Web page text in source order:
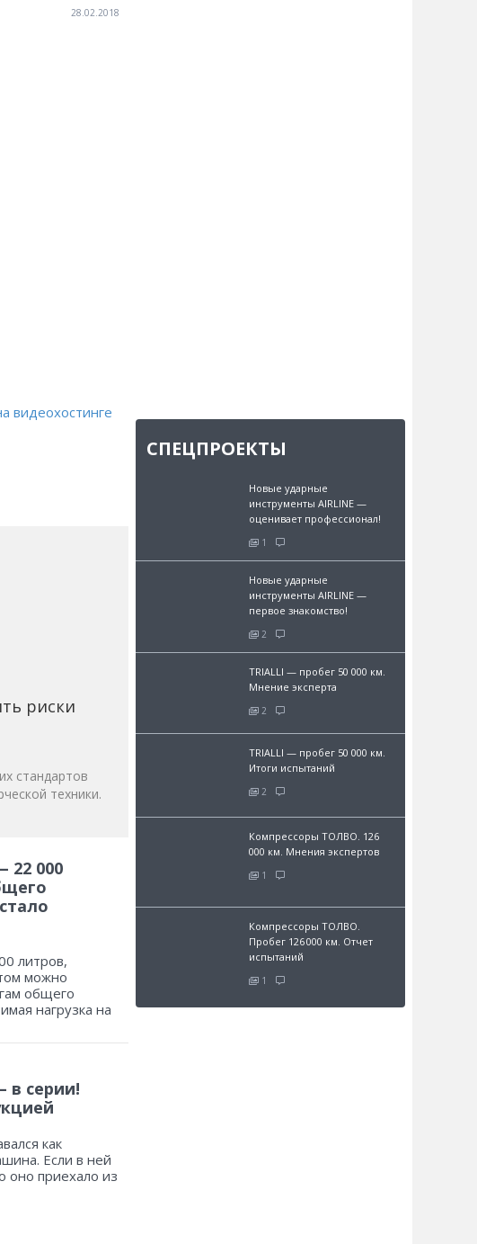
28.02.2018
видеохостинге
риски
стандартов
техники.
22 000
литров,
можно
общего
нагрузка на
в серии!
как
Если в ней
оно приехало из
СПЕЦПРОЕКТЫ
Новые ударные
инструменты AIRLINE —
оценивает профессионал!
1
Новые ударные
инструменты AIRLINE —
первое знакомство!
2
TRIALLI — пробег 50 000 км.
Мнение эксперта
2
TRIALLI — пробег 50 000 км.
Итоги испытаний
2
Компрессоры ТОЛВО. 126
000 км. Мнения экспертов
1
Компрессоры ТОЛВО.
Пробег 126 000 км. Отчет
испытаний
1